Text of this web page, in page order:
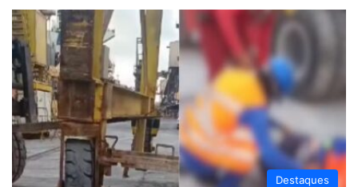
Destaques